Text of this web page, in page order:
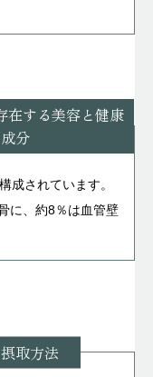
在する美容と健康
分
成されています。
に、約8％は血管壁
取方法